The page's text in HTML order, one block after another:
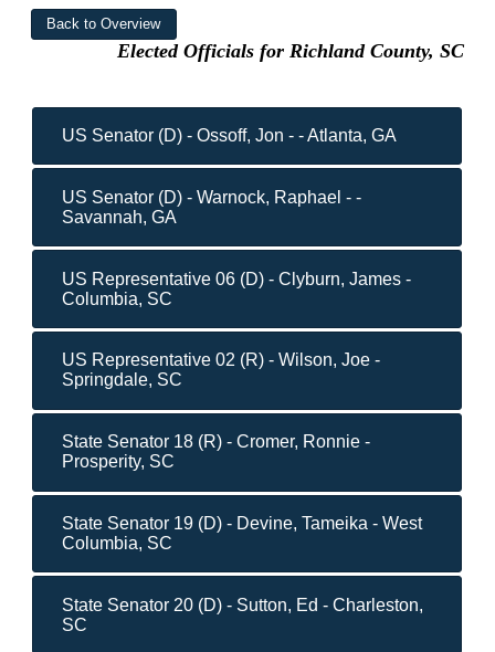
Elected Officials for Richland County, SC
US Senator (D) - Ossoff, Jon - - Atlanta, GA
US Senator (D) - Warnock, Raphael - -
Savannah, GA
US Representative 06 (D) - Clyburn, James -
Columbia, SC
US Representative 02 (R) - Wilson, Joe -
Springdale, SC
State Senator 18 (R) - Cromer, Ronnie -
Prosperity, SC
State Senator 19 (D) - Devine, Tameika - West
Columbia, SC
State Senator 20 (D) - Sutton, Ed - Charleston,
SC